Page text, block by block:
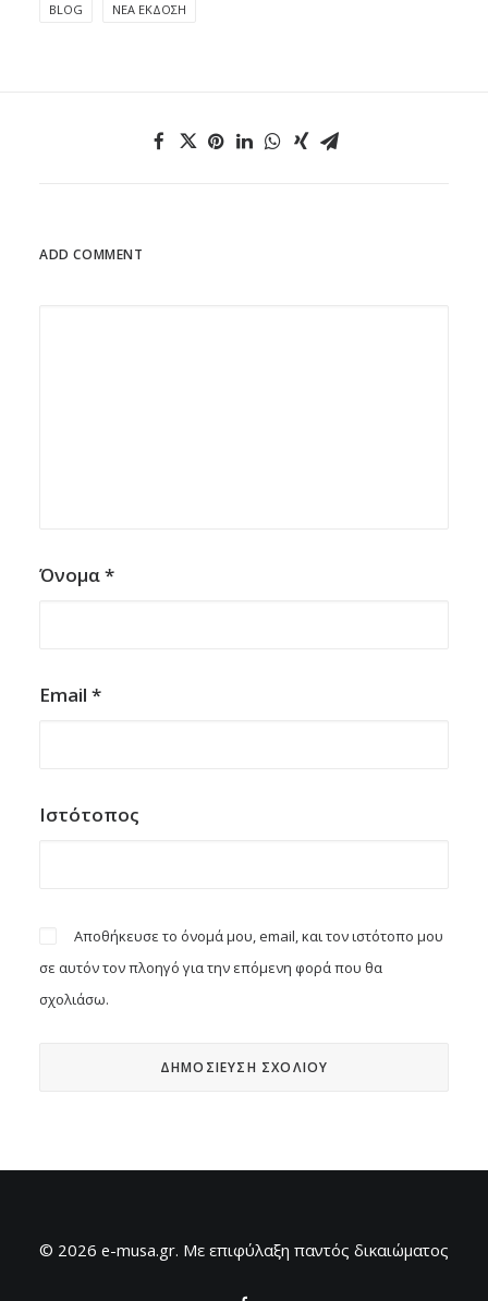
BLOG ΝΈΑ ΈΚΔΟΣΗ
ADD COMMENT
Όνομα*
Email *
Ιστότοπος
Αποθήκευσε το όνομά μου, email, και τον ιστότοπο μου
σε αυτόν τον πλοηγό για την επόμενη φορά που θα
σχολιάσω.
© 2026 e-musa.gr. Mε επιφύλαξη παντός δικαιώματος